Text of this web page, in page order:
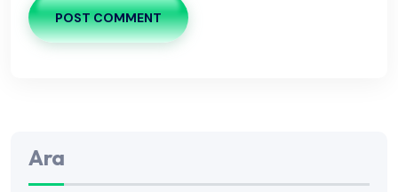
POST COMMENT
Ara